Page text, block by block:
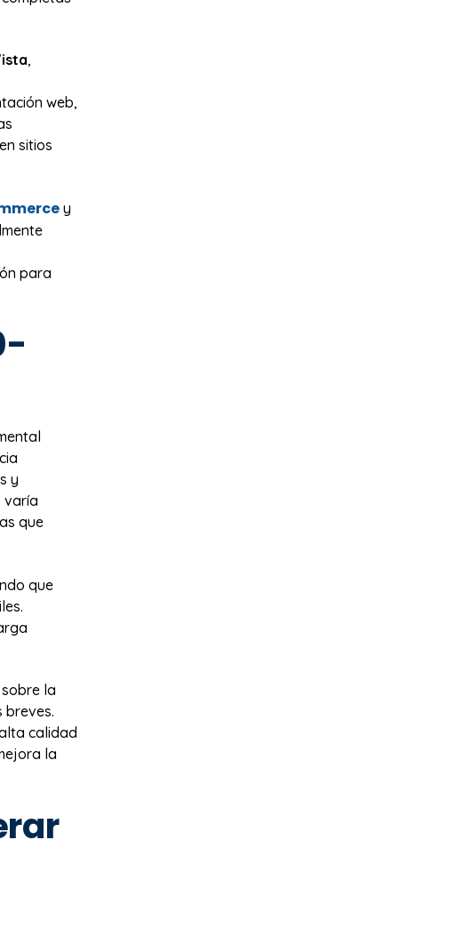
,
web,
sitios
y
para
y
varía
que
que
la
breves.
calidad
la